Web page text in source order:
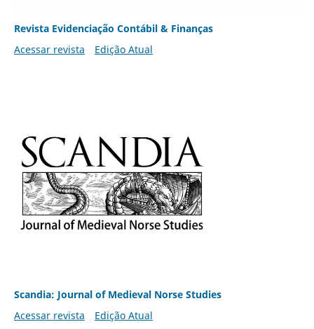
Revista Evidenciação Contábil & Finanças
Acessar revista
Edição Atual
Scandia: Journal of Medieval Norse Studies
Acessar revista
Edição Atual